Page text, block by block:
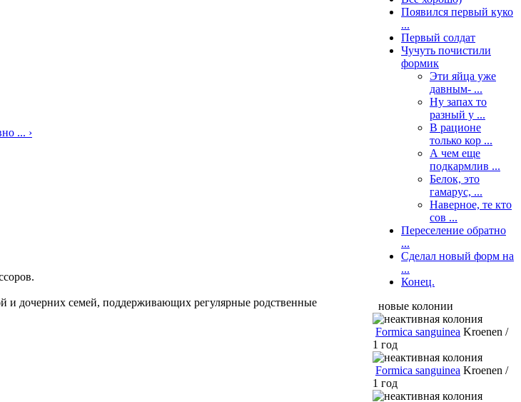
... ›
и дочерних семей, поддерживающих регулярные родственные
Появился первый куко
...
Первый солдат
Чучуть почистили
формик
Эти яйца уже
давным- ...
Ну запах то
разный у ...
В рационе
только кор ...
А чем еще
подкармлив ...
Белок, это
гамарус, ...
Наверное, те кто
сов ...
Переселение обратно
...
Сделал новый форм на
...
Конец.
новые колонии
Formica sanguinea Kroenen /
1 год
Formica sanguinea Kroenen /
1 год